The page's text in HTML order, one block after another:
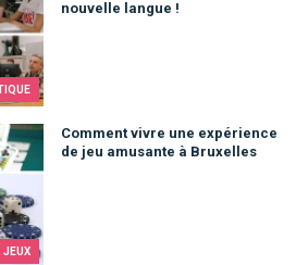
nouvelle langue !
JEUX
Comment vivre une expérience
de jeu amusante à Bruxelles
de jeu amusante à Bruxelles